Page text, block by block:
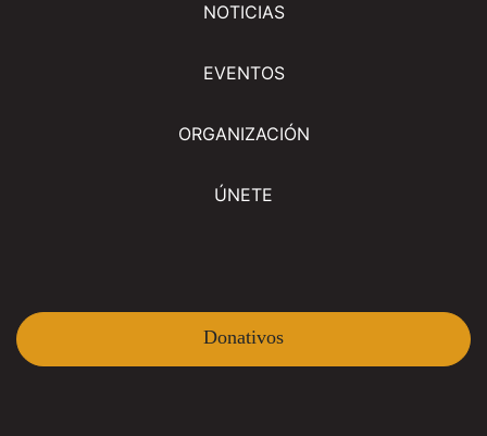
NOTICIAS
EVENTOS
ORGANIZACIÓN
ÚNETE
Donativos